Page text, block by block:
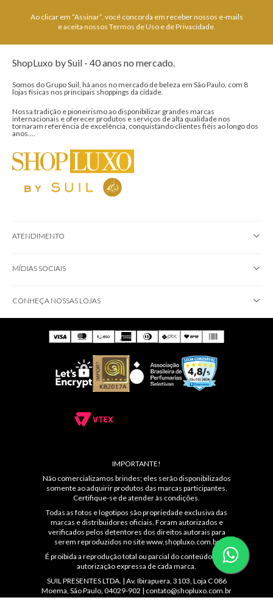
Ao clicar em “Assinar”, você concorda em receber nossos e-mails
e aceita nossos Termos de Uso e de Privacidade.
ShopLuxo by Suil - 40 anos no mercado.
Somos do Grupo Suil, há anos no mercado de beleza em São Paulo, com 8
lojas físicas nos principais shoppings da cidade.
Nossa tradição e pioneirismo ao disponibilizar grandes marcas
internacionais e oferecer produtos e serviços de alta qualidade nos
tornaram referência de excelência, conquistando clientes fiéis ao longo dos
anos....
ATENDIMENTO
MÍDIAS SOCIAIS
CONHEÇA NOSSAS LOJAS
IMPORTANTE!
Não comercializamos brindes; eles serão disponibilizados
somente ao adquirir produtos das marcas participantes.
Certifique-se de atender às condições.
Todas as fotos e logotipos são propriedade exclusiva das
marcas e distribuidores oficiais. Foram autorizados e
verificados pelos detentores dos direitos autorais para
serem reproduzidos no sitewww.shopluxo.com.br
É proibida a reprodução total ou parcial do conteúdo sem
autorização expressa de cada marca.
SUIL PRESENTES LTDA. | Av. Ibirapuera, 3103, Loja C 086
Moema, São Paulo, 04029-902 | contato@shopluxo.com.br